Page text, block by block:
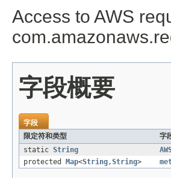
Access to AWS
字段概要
字段
限定符和类型
字
static String
protected
Map<String,String>